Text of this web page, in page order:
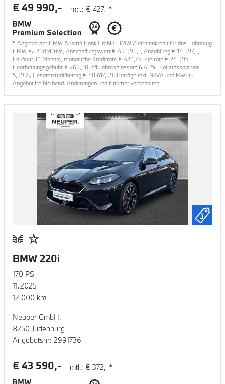
mtl.: € 427,-*
€ 49 990,-
* Angebot der BMW Austria Bank GmbH. BMW Zielratenkredit für das Fahrzeug
BMW X2 20d xDrive , Anschaffungswert € 49 990 ,-, Anzahlung € 14 997,-,
Laufzeit36 Monate, monatliche Kreditrate € 426,75 , Zielrate € 24 995 ,-,
Bearbeitungsgebühr € 260,00 , eff. Jahreszinssatz 6,40%, Sollzinssatz var.
5,99%, Gesamtkreditbetrag € 40 617,99. Beträge inkl. NoVA und MwSt..
Angebot freibleibend. Änderungen und Irrtümer vorbehalten.
BMW 220i
170 PS
11.2025
12 000 km
Neuper GmbH.
8750 Judenburg
Angebotsnr: 2991736
mtl.: € 372,-*
€ 43 590,-